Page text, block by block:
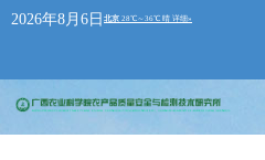
2026年8月6日